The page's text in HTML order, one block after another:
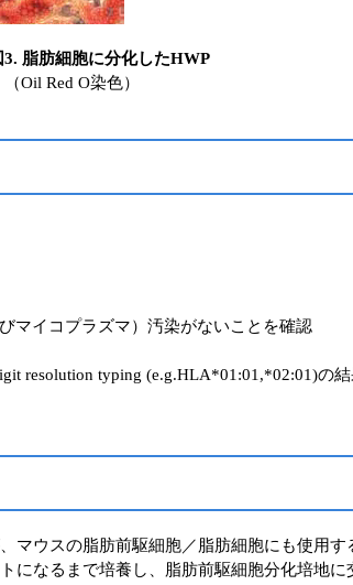
3. 脂肪細胞に分化したHWP
Oil Red O染色）
マイコプラズマ）汚染がないことを確認
resolution typing (e.g.HLA*01:01,*02:01)の結
ウスの脂肪前駆細胞／脂肪細胞にも使用す
になるまで培養し、脂肪前駆細胞分化培地